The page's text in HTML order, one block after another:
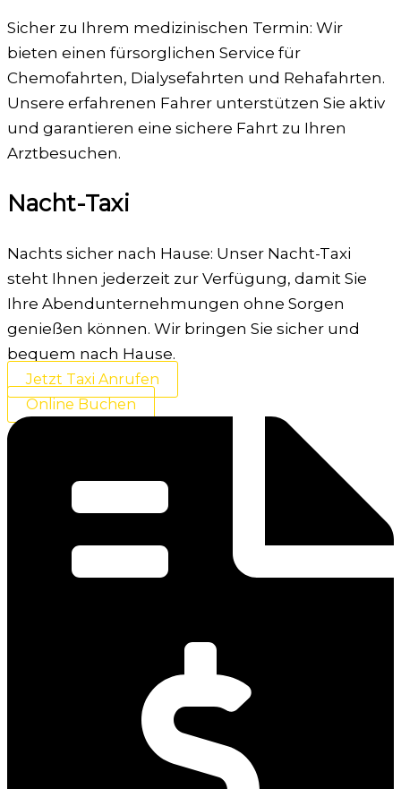
Sicher zu Ihrem medizinischen Termin: Wir
bieten einen fürsorglichen Service für
Chemofahrten, Dialysefahrten und Rehafahrten.
Unsere erfahrenen Fahrer unterstützen Sie aktiv
und garantieren eine sichere Fahrt zu Ihren
Arztbesuchen.
Nacht-Taxi
Nachts sicher nach Hause: Unser Nacht-Taxi
steht Ihnen jederzeit zur Verfügung, damit Sie
Ihre Abendunternehmungen ohne Sorgen
genießen können. Wir bringen Sie sicher und
bequem nach Hause.
Jetzt Taxi Anrufen
Online Buchen